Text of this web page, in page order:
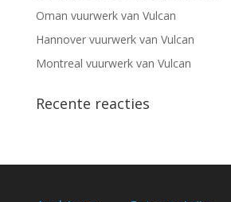
Oman vuurwerk van Vulcan
Hannover vuurwerk van Vulcan
Montreal vuurwerk van Vulcan
Recente reacties